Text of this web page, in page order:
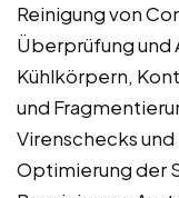
Reinigung von
Überprüfung und
Kühlkörpern,
und
Virenschecks
Optimierung der